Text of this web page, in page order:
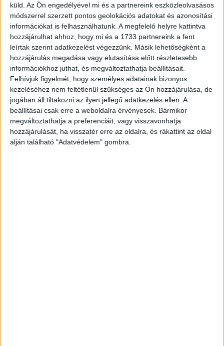
küld. Az Ön engedélyével mi és a partnereink eszközleolvasásos
módszerrel szerzett pontos geolokációs adatokat és azonosítási
információkat is felhasználhatunk. A megfelelő helyre kattintva
hozzájárulhat ahhoz, hogy mi és a 1733 partnereink a fent
leírtak szerint adatkezelést végezzünk. Másik lehetőségként a
hozzájárulás megadása vagy elutasítása előtt részletesebb
információkhoz juthat, és megváltoztathatja beállításait.
Felhívjuk figyelmét, hogy személyes adatainak bizonyos
kezeléséhez nem feltétlenül szükséges az Ön hozzájárulása, de
jogában áll tiltakozni az ilyen jellegű adatkezelés ellen. A
beállításai csak erre a weboldalra érvényesek. Bármikor
megváltoztathatja a preferenciáit, vagy visszavonhatja
hozzájárulását, ha visszatér erre az oldalra, és rákattint az oldal
alján található "Adatvédelem" gombra.
Miután letudták a nem kevés adminisztrációt, végre eljött a
nap, és kimehettek a kislány elé a houstoni repülőtérre,
hogy végre karjukba zárhassák őt.
A filmben láthatjuk az édesanyát Audrey és a kislányt Lucyt.
Nagyon megható ez a találkozás. Audrey ezt mondta neki:
– Helló én vagyok az anyukád. Lucy pedig erre csak ennyit
mondott: – Anya! Aztán Audrey felkapta a kislányt, és
innentől elválaszthatatlanok lettek!